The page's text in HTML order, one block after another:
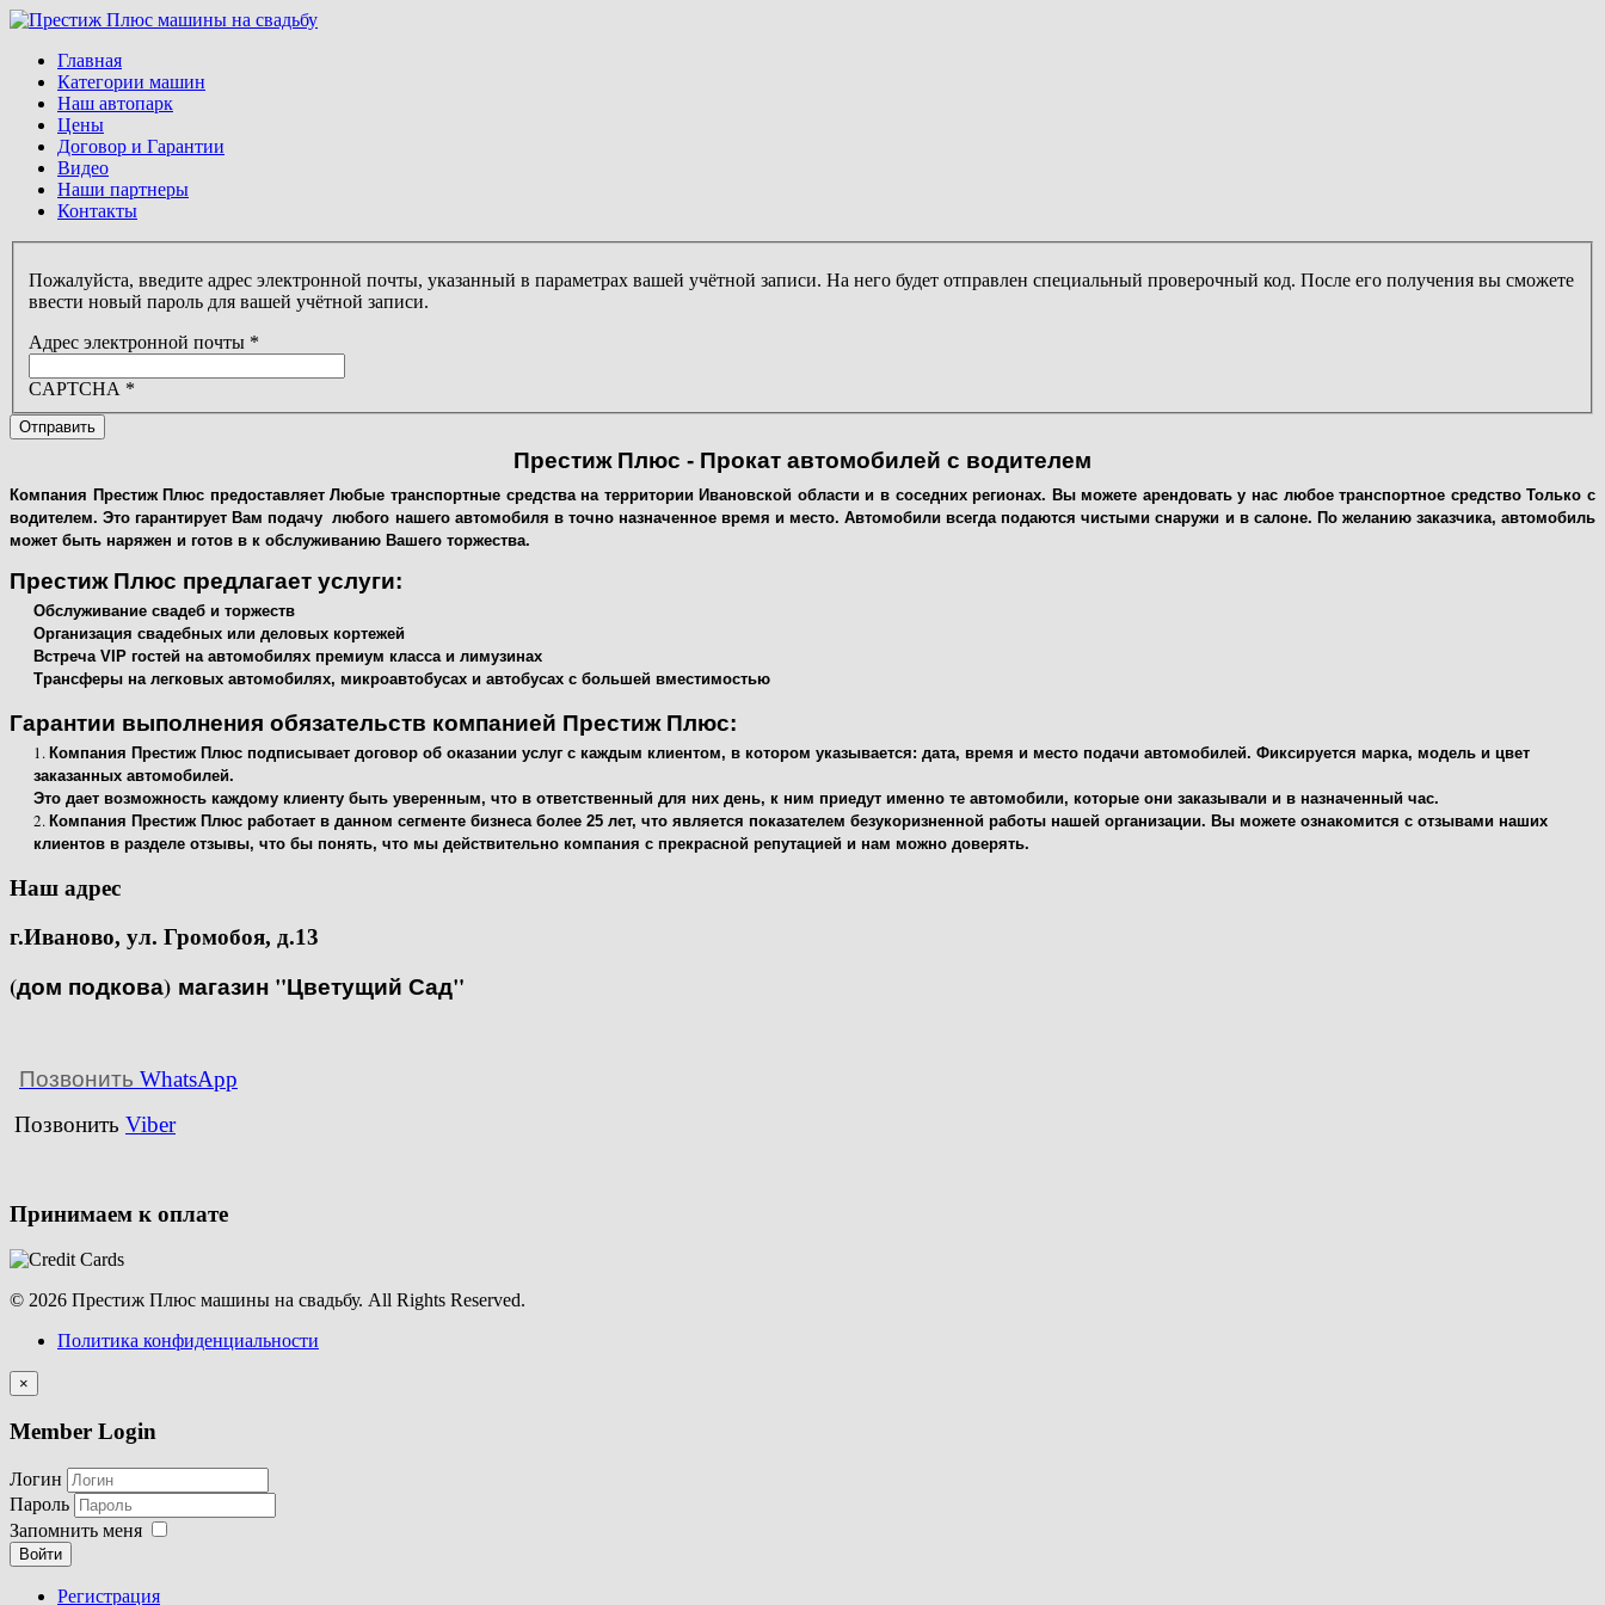
Главная
Категории машин
Наш автопарк
Цены
Договор и Гарантии
Видео
Наши партнеры
Контакты
Пожалуйста, введите адрес электронной почты, указанный в параметрах вашей учётной записи. На него будет отправлен специальный проверочный код. После его получения вы сможете
ввести новый пароль для вашей учётной записи.
Адрес электронной почты *
CAPTCHA *
Отправить
Престиж Плюс - Прокат автомобилей с водителем
Компания Престиж Плюс предоставляет Любые транспортные средства на территории Ивановской области и в соседних регионах. Вы можете арендовать у нас любое транспортное средство Только с
водителем. Это гарантирует Вам подачу любого нашего автомобиля в точно назначенное время и место. Автомобили всегда подаются чистыми снаружи и в салоне. По желанию заказчика, автомобиль
может быть наряжен и готов в к обслуживанию Вашего торжества.
Престиж Плюс предлагает услуги:
Обслуживание свадеб и торжеств
Организация свадебных или деловых кортежей
Встреча VIP гостей на автомобилях премиум класса и лимузинах
Трансферы на легковых автомобилях, микроавтобусах и автобусах с большей вместимостью
Гарантии выполнения обязательств компанией Престиж Плюс:
Компания Престиж Плюс подписывает договор об оказании услуг с каждым клиентом, в котором указывается: дата, время и место подачи автомобилей. Фиксируется марка, модель и цвет
заказанных автомобилей.
Это дает возможность каждому клиенту быть уверенным, что в ответственный для них день, к ним приедут именно те автомобили, которые они заказывали и в назначенный час.
Компания Престиж Плюс работает в данном сегменте бизнеса более 25 лет, что является показателем безукоризненной работы нашей организации. Вы можете ознакомится с отзывами наших
клиентов в разделе отзывы, что бы понять, что мы действительно компания с прекрасной репутацией и нам можно доверять.
Наш адрес
г.Иваново, ул. Громобоя, д.13
(дом подкова) магазин "Цветущий Сад"
Позвонить WhatsApp
Позвонить Viber
Принимаем к оплате
© 2026 Престиж Плюс машины на свадьбу. All Rights Reserved.
Политика конфиденциальности
×
Member Login
Логин
Пароль
Запомнить меня
Войти
Регистрация